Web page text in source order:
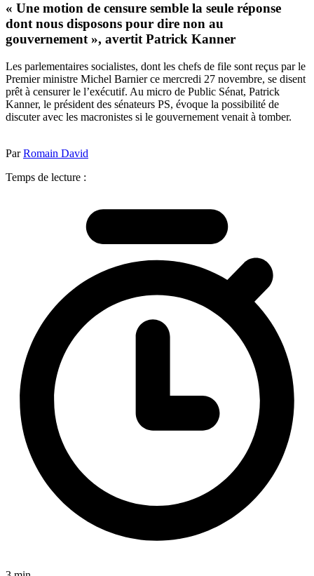
« Une motion de censure semble la seule réponse
dont nous disposons pour dire non au
gouvernement », avertit Patrick Kanner
Les parlementaires socialistes, dont les chefs de file sont reçus par le
Premier ministre Michel Barnier ce mercredi 27 novembre, se disent
prêt à censurer le l’exécutif. Au micro de Public Sénat, Patrick
Kanner, le président des sénateurs PS, évoque la possibilité de
discuter avec les macronistes si le gouvernement venait à tomber.
ParRomain David
Temps de lecture :